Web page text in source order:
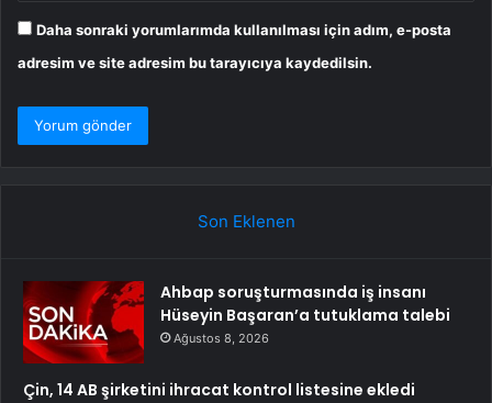
Daha sonraki yorumlarımda kullanılması için adım, e-posta
adresim ve site adresim bu tarayıcıya kaydedilsin.
Son Eklenen
Ahbap soruşturmasında iş insanı
Hüseyin Başaran’a tutuklama talebi
Ağustos 8, 2026
Çin, 14 AB şirketini ihracat kontrol listesine ekledi